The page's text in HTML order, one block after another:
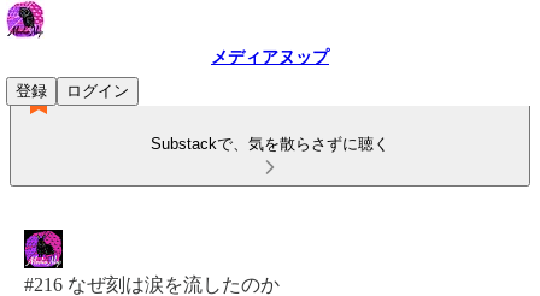
メディアヌップ
登録
ログイン
Substackで、気を散らさずに聴く
#216 なぜ刻は涙を流したのか